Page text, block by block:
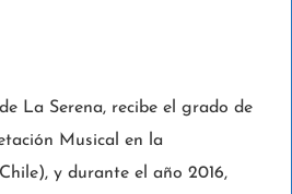
La Serena, recibe el grado de
Musical en la
y durante el año 2016,